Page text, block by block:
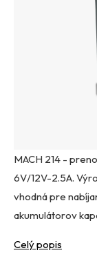
MACH 214 -
6V/12V-2.5A.
vhodná pre
akumulátorov
Celý popis